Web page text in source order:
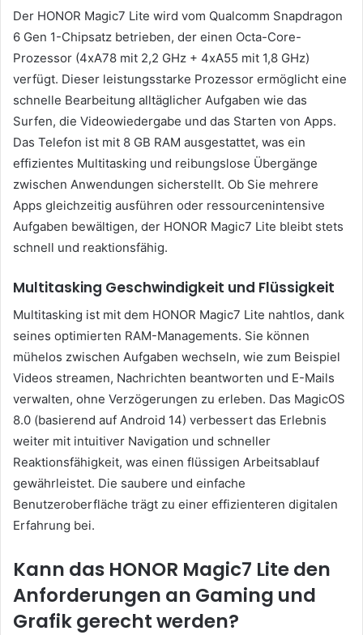
Der HONOR Magic7 Lite wird vom Qualcomm Snapdragon
6 Gen 1-Chipsatz betrieben, der einen Octa-Core-
Prozessor (4xA78 mit 2,2 GHz + 4xA55 mit 1,8 GHz)
verfügt. Dieser leistungsstarke Prozessor ermöglicht eine
schnelle Bearbeitung alltäglicher Aufgaben wie das
Surfen, die Videowiedergabe und das Starten von Apps.
Das Telefon ist mit 8 GB RAM ausgestattet, was ein
effizientes Multitasking und reibungslose Übergänge
zwischen Anwendungen sicherstellt. Ob Sie mehrere
Apps gleichzeitig ausführen oder ressourcenintensive
Aufgaben bewältigen, der HONOR Magic7 Lite bleibt stets
schnell und reaktionsfähig.
Multitasking Geschwindigkeit und Flüssigkeit
Multitasking ist mit dem HONOR Magic7 Lite nahtlos, dank
seines optimierten RAM-Managements. Sie können
mühelos zwischen Aufgaben wechseln, wie zum Beispiel
Videos streamen, Nachrichten beantworten und E-Mails
verwalten, ohne Verzögerungen zu erleben. Das MagicOS
8.0 (basierend auf Android 14) verbessert das Erlebnis
weiter mit intuitiver Navigation und schneller
Reaktionsfähigkeit, was einen flüssigen Arbeitsablauf
gewährleistet. Die saubere und einfache
Benutzeroberfläche trägt zu einer effizienteren digitalen
Erfahrung bei.
Kann das HONOR Magic7 Lite den
Anforderungen an Gaming und
Grafik gerecht werden?